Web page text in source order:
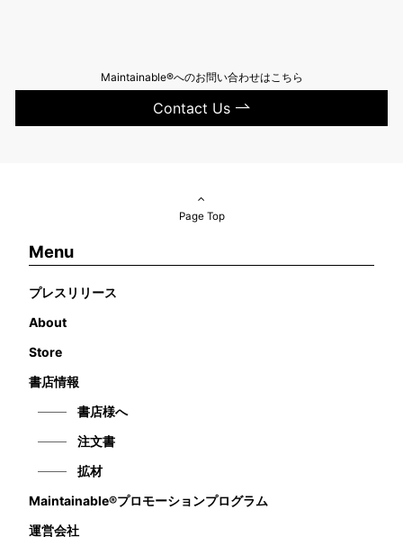
Maintainable®へのお問い合わせはこちら
Contact Us
Page Top
Menu
プレスリリース
About
Store
書店情報
書店様へ
注文書
拡材
Maintainable®プロモーションプログラム
運営会社